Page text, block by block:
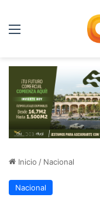
Menú
Inicio / Nacional
Nacional